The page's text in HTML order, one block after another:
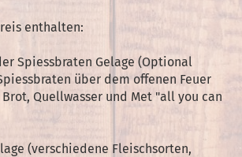
enthalten:
Spiessbraten Gelage (Optional
über dem offenen Feuer
Quellwasser und Met "all you can
(verschiedene Fleischsorten,